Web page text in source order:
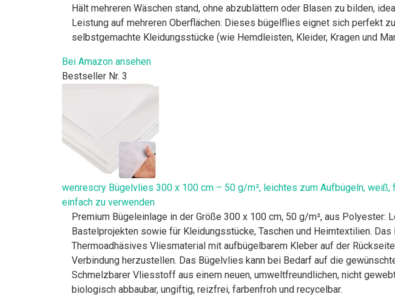
Hält mehreren Wäschen stand, ohne abzublättern oder Blasen zu bilden,
Leistung auf mehreren Oberflächen: Dieses bügelflies eignet sich perfekt
selbstgemachte Kleidungsstücke (wie Hemdleisten, Kleider, Kragen und
Bei Amazon ansehen
Bestseller Nr. 3
wenrescry Bügelvlies 300 x 100 cm – 50 g/m², leichtes zum Aufbügeln,
einfach zu verwenden
Premium Bügeleinlage in der Größe 300 x 100 cm, 50 g/m², aus
Bastelprojekten sowie für Kleidungsstücke, Taschen und Heimtextilien.
Thermoadhäsives Vliesmaterial mit aufbügelbarem Kleber auf der
Verbindung herzustellen. Das Bügelvlies kann bei Bedarf auf die
Schmelzbarer Vliesstoff aus einem neuen, umweltfreundlichen, nicht
biologisch abbaubar, ungiftig, reizfrei, farbenfroh und recycelbar.